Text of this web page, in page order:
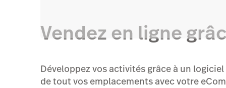
Vendez en ligne
Développez vos activités grâce à un
de tout vos emplacements avec votre